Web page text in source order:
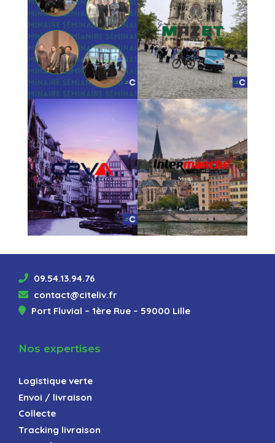
09.54.13.94.76
contact@citeliv.fr
Port Fluvial – 1ère Rue – 59000 Lille
Nos expertises
Logistique verte
Envoi / livraison
Collecte
Tracking livraison